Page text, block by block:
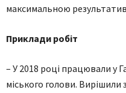
максимальною
Приклади робіт
– У 2018 році працювали у
міського голови. Вирішили